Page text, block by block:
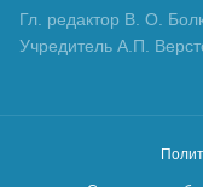
Гл. редактор В. О.
Учредитель А.П.